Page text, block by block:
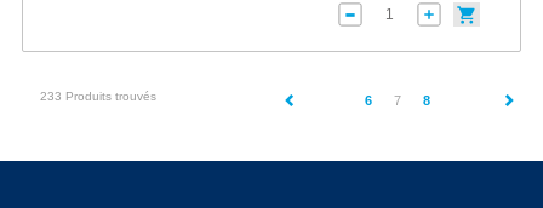
233 Produits trouvés 6 7(current)
8